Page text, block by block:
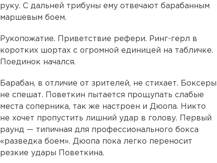
руку. С дальней трибуны ему отвечают барабанным
маршевым боем.
Рукопожатие. Приветствие рефери. Ринг-герл в
коротких шортах с огромной единицей на табличке.
Поединок начался.
Барабан, в отличие от зрителей, не стихает. Боксеры
не спешат. Поветкин пытается прощупать слабые
места соперника, так же настроен и Дюопа. Никто
не хочет пропустить лишний удар в голову. Первый
раунд — типичная для профессионального бокса
«разведка боем». Дюопа пока легко переносит
резкие удары Поветкина.